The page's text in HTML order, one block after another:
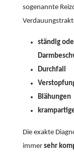
sogenannte
ständig
Durchfall
Blähungen
Die exakte
immer sehr